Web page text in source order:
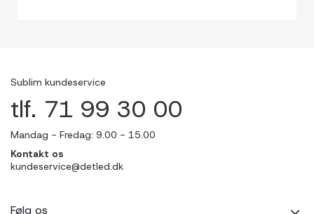
Sublim kundeservice
tlf. 71 99 30 00
Mandag - Fredag: 9.00 - 15.00
Kontakt os
kundeservice@detled.dk
Følg os